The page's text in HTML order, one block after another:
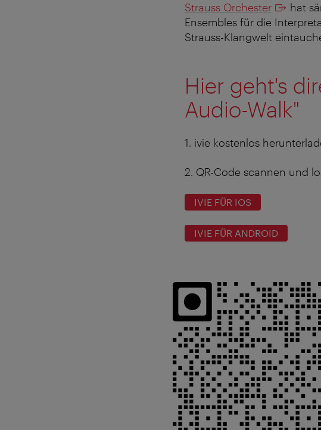
Strauss Orchester
hat
Ensembles für die
Strauss-Klangwelt
Hier geht's
Audio-Walk"
1. ivie kostenlos
2. QR-Code scannen und
IVIE FÜR IOS
IVIE FÜR ANDROID